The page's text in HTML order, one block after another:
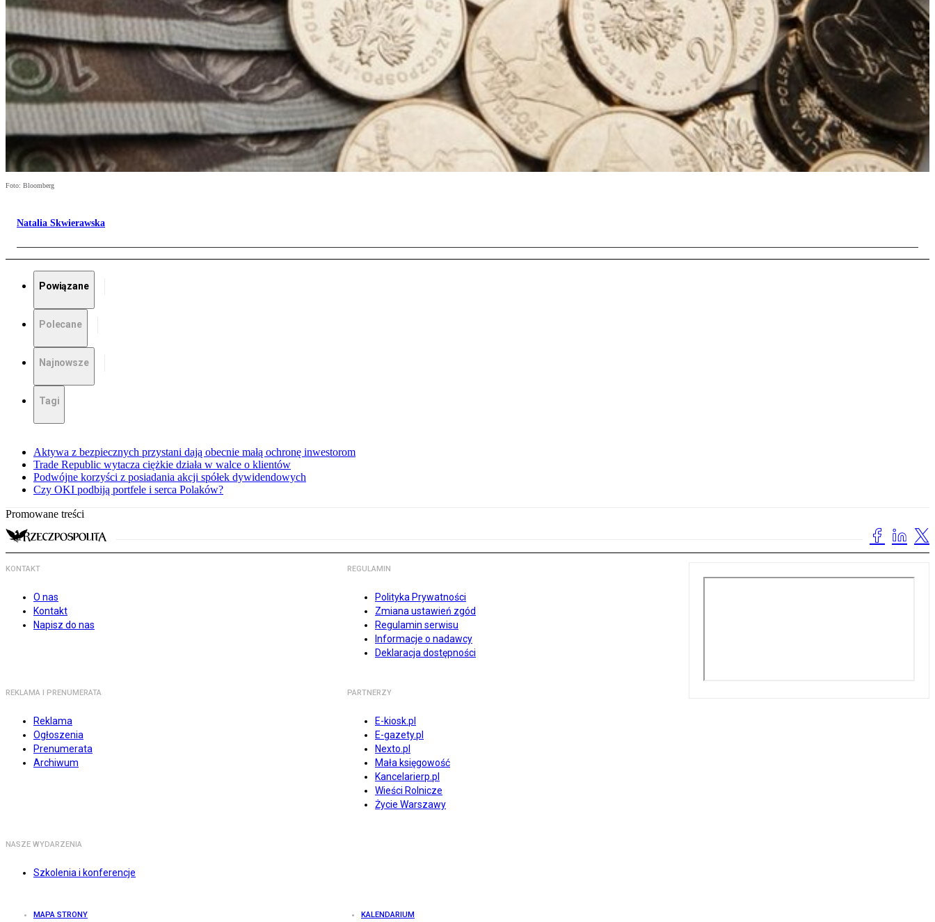
Foto: Bloomberg
Natalia Skwierawska
Powiązane
Polecane
Najnowsze
Tagi
Aktywa z bezpiecznych przystani dają obecnie małą ochronę inwestorom
Trade Republic wytacza ciężkie działa w walce o klientów
Podwójne korzyści z posiadania akcji spółek dywidendowych
Czy OKI podbiją portfele i serca Polaków?
Promowane treści
KONTAKT
O nas
Kontakt
Napisz do nas
REGULAMIN
Polityka Prywatności
Zmiana ustawień zgód
Regulamin serwisu
Informacje o nadawcy
Deklaracja dostępności
REKLAMA I PRENUMERATA
Reklama
Ogłoszenia
Prenumerata
Archiwum
PARTNERZY
E-kiosk.pl
E-gazety.pl
Nexto.pl
Mała księgowość
Kancelarierp.pl
Wieści Rolnicze
Życie Warszawy
NASZE WYDARZENIA
Szkolenia i konferencje
MAPA STRONY KALENDARIUM